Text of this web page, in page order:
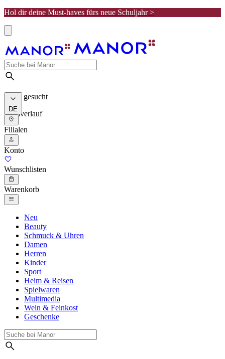
Hol dir deine Must-haves fürs neue Schuljahr >
Meist gesucht
Suchverlauf
DE
Filialen
Konto
Wunschlisten
Warenkorb
Neu
Beauty
Schmuck & Uhren
Damen
Herren
Kinder
Sport
Heim & Reisen
Spielwaren
Multimedia
Wein & Feinkost
Geschenke